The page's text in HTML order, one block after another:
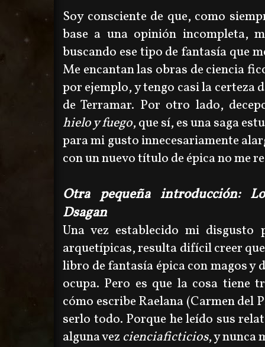
Soy consciente de que, como
base a una opinión incompleta,
buscando ese tipo de fantasía que
Me encantan las obras de ciencia
por ejemplo, y tengo casi la certeza
de Terramar. Por otro lado,
hielo y fuego, que sí, es una saga
para mi gusto innecesariamente
con un nuevo título de épica no me
Otra pequeña introducción:
Dsagan
Una vez establecido mi
arquetípicas, resulta difícil creer
libro de fantasía épica con magos y
ocupa. Pero es que la cosa tiene
cómo escribe Raelana (Carmen del
serlo todo. Porque he leído sus
alguna vez cienciaficticios, y nunca